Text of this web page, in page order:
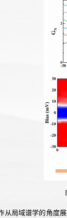
从局域谱学的角度